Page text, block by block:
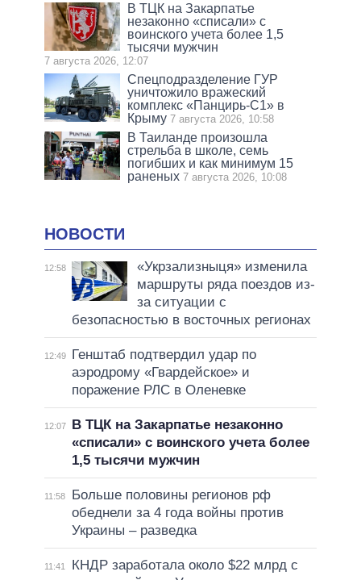
В ТЦК на Закарпатье
незаконно «списали» с
воинского учета более 1,5
тысячи мужчин
7 августа 2026, 12:07
Спецподразделение ГУР
уничтожило вражеский
комплекс «Панцирь-С1» в
Крыму 7 августа 2026, 10:58
В Таиланде произошла
стрельба в школе, семь
погибших и как минимум 15
раненых 7 августа 2026, 10:08
НОВОСТИ
12:58
«Укрзализныця» изменила
маршруты ряда поездов из-
за ситуации с
безопасностью в восточных регионах
12:49
Генштаб подтвердил удар по
аэродрому «Гвардейское» и
поражение РЛС в Оленевке
12:07
В ТЦК на Закарпатье незаконно
«списали» с воинского учета более
1,5 тысячи мужчин
11:58
Больше половины регионов рф
обеднели за 4 года войны против
Украины – разведка
11:41
КНДР заработала около $22 млрд с